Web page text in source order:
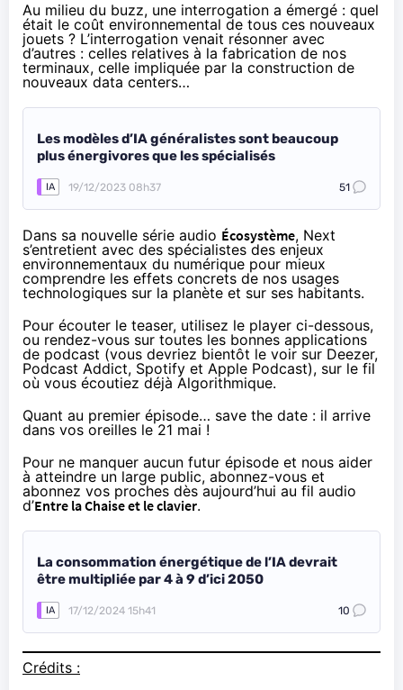
Au milieu du buzz, une interrogation a émergé : quel
était le coût environnemental de tous ces nouveaux
jouets ? L’interrogation venait résonner avec
d’autres : celles relatives à la fabrication de nos
terminaux, celle impliquée par la construction de
nouveaux data centers…
Les modèles d’IA généralistes sont beaucoup
plus énergivores que les spécialisés
IA 19/12/2023 08h37 51
Dans sa nouvelle série audio Écosystème, Next
s’entretient avec des spécialistes des enjeux
environnementaux du numérique pour mieux
comprendre les effets concrets de nos usages
technologiques sur la planète et sur ses habitants.
Pour écouter le teaser, utilisez le player ci-dessous,
ou rendez-vous sur toutes les bonnes applications
de podcast (vous devriez bientôt le voir sur Deezer,
Podcast Addict, Spotify et Apple Podcast), sur le fil
où vous écoutiez déjà Algorithmique.
Quant au premier épisode… save the date : il arrive
dans vos oreilles le 21 mai !
Pour ne manquer aucun futur épisode et nous aider
à atteindre un large public, abonnez-vous et
abonnez vos proches dès aujourd’hui au fil audio
d’Entre la Chaise et le clavier.
La consommation énergétique de l’IA devrait
être multipliée par 4 à 9 d’ici 2050
IA 17/12/2024 15h41 10
Crédits :